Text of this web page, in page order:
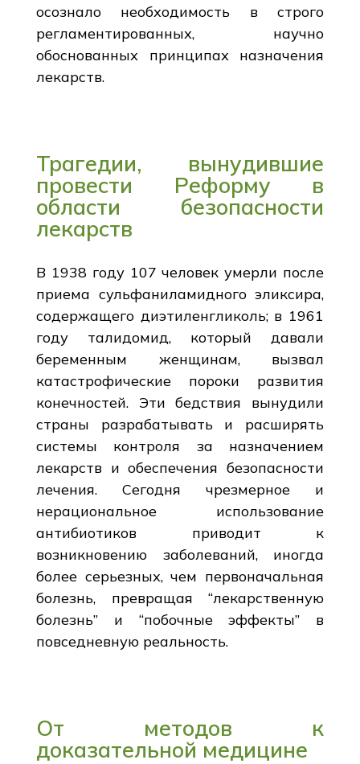
осознало необходимость в строго
регламентированных, научно
обоснованных принципах назначения
лекарств.
Трагедии, вынудившие
провести Реформу в
области безопасности
лекарств
В 1938 году 107 человек умерли после
приема сульфаниламидного эликсира,
содержащего диэтиленгликоль; в 1961
году талидомид, который давали
беременным женщинам, вызвал
катастрофические пороки развития
конечностей. Эти бедствия вынудили
страны разрабатывать и расширять
системы контроля за назначением
лекарств и обеспечения безопасности
лечения. Сегодня чрезмерное и
нерациональное использование
антибиотиков приводит к
возникновению заболеваний, иногда
более серьезных, чем первоначальная
болезнь, превращая “лекарственную
болезнь” и “побочные эффекты” в
повседневную реальность.
От методов к
доказательной медицине